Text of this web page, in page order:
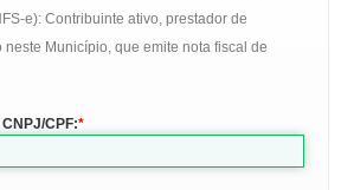
e): Contribuinte ativo, prestador de
Município, que emite nota fiscal de
CPF: